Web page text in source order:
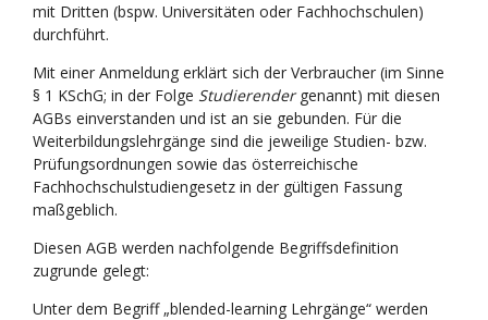
mit Dritten (bspw. Universitäten oder Fachhochschulen)
durchführt.
Mit einer Anmeldung erklärt sich der Verbraucher (im Sinne
§ 1 KSchG; in der Folge Studierendergenannt) mit diesen
AGBs einverstanden und ist an sie gebunden. Für die
Weiterbildungslehrgänge sind die jeweilige Studien- bzw.
Prüfungsordnungen sowie das österreichische
Fachhochschulstudiengesetz in der gültigen Fassung
maßgeblich.
Diesen AGB werden nachfolgende Begriffsdefinition
zugrunde gelegt:
Unter dem Begriff „blended-learning Lehrgänge“ werden